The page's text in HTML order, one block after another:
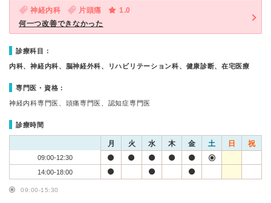
神経内科 片頭痛
1.0
何一つ改善できなかった
診療科目：
内科、神経内科、脳神経外科、リハビリテーション科、健康診断、在宅医療
専門医・資格：
神経内科専門医、頭痛専門医、認知症専門医
診療時間
月 火 水 木 金 土 日 祝
09:00-12:30
14:00-18:00
09:00-15:30